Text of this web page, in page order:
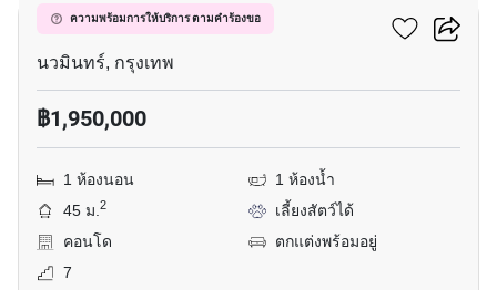
ความพร้อมการให้บริการ ตามคำร้องขอ
แกรนด์ พาร์ค
นวมินทร์, กรุงเทพ
฿1,950,000
1 ห้องนอน
1 ห้องน้ำ
45 ม.2
เลี้ยงสัตว์ได้
คอนโด
ตกแต่งพร้อมอยู่
7